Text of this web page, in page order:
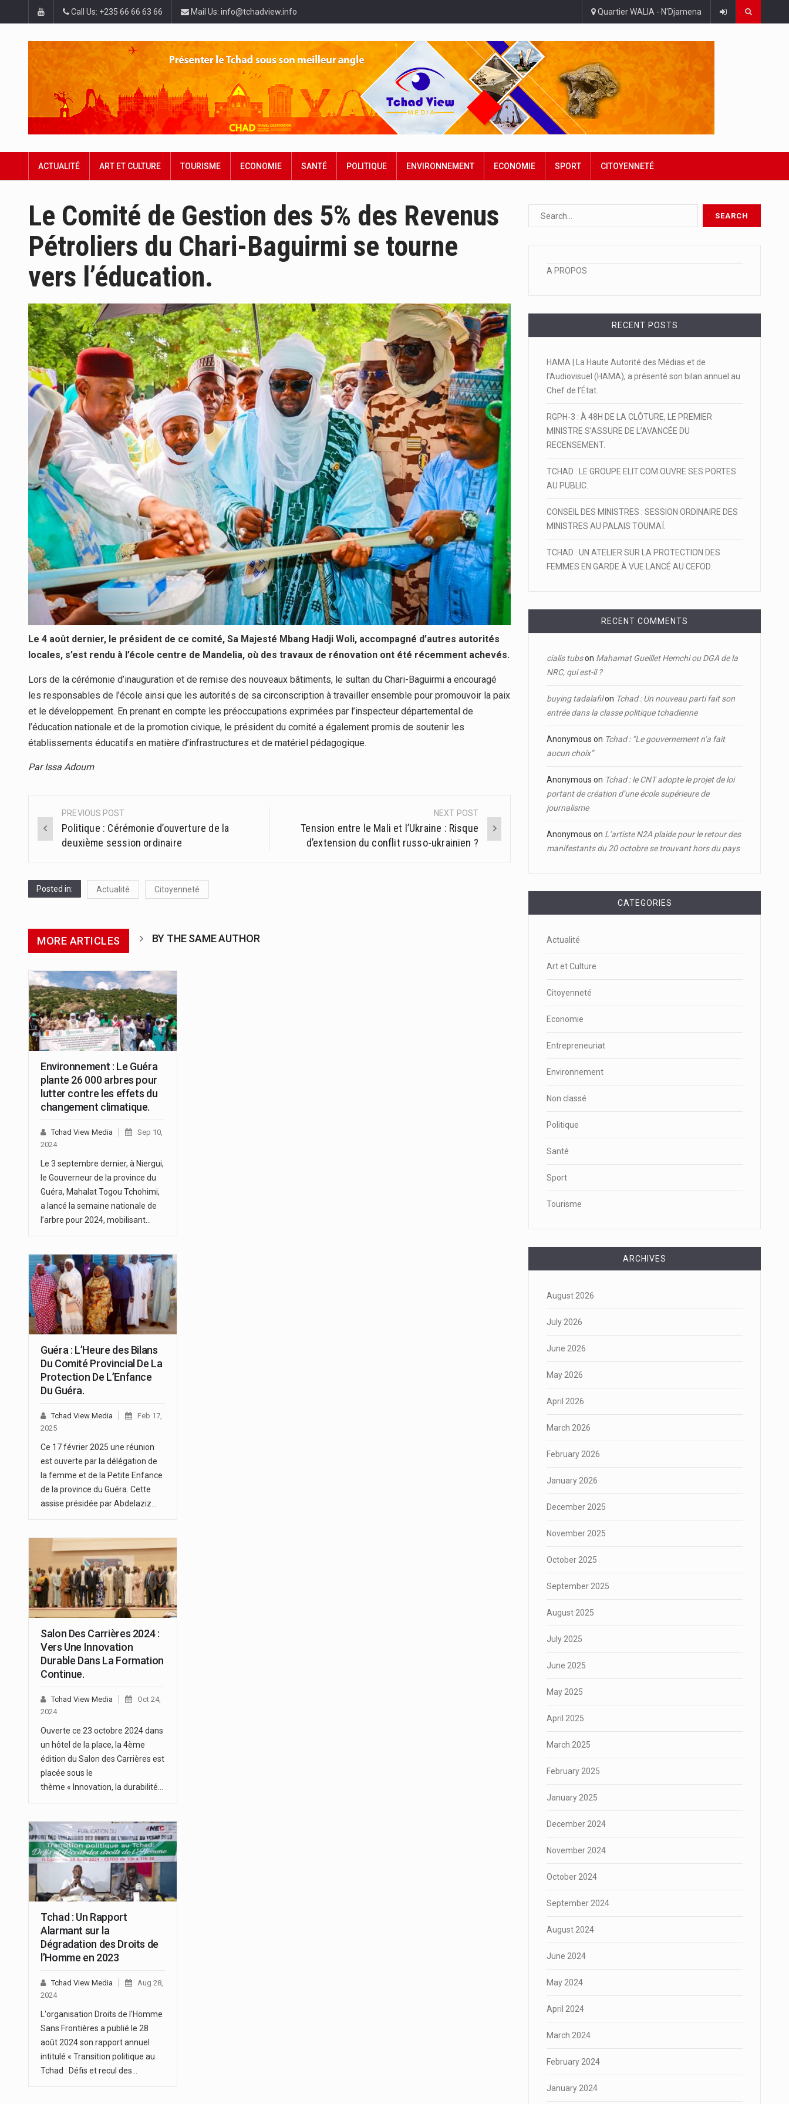
Call Us: +235 66 66 63 66 Mail Us: info@tchadview.info Quartier WALIA - N'Djamena
ACTUALITÉ ART ET CULTURE TOURISME ECONOMIE SANTÉ POLITIQUE ENVIRONNEMENT ECONOMIE SPORT CITOYENNETÉ
Le Comité de Gestion des 5% des Revenus
Pétroliers du Chari-Baguirmi se tourne
vers l’éducation.
Le 4 août dernier, le président de ce comité, Sa Majesté Mbang Hadji Woli, accompagné d’autres autorités
locales, s’est rendu à l’école centre de Mandelia, où des travaux de rénovation ont été récemment achevés.
Lors de la cérémonie d’inauguration et de remise des nouveaux bâtiments, le sultan du Chari-Baguirmi a encouragé
les responsables de l’école ainsi que les autorités de sa circonscription à travailler ensemble pour promouvoir la paix
et le développement. En prenant en compte les préoccupations exprimées par l’inspecteur départemental de
l’éducation nationale et de la promotion civique, le président du comité a également promis de soutenir les
établissements éducatifs en matière d’infrastructures et de matériel pédagogique.
Par Issa Adoum
Post
navigation
PREVIOUS POST
Politique : Cérémonie d’ouverture de la
deuxième session ordinaire
NEXT POST
Tension entre le Mali et l’Ukraine : Risque
d’extension du conflit russo-ukrainien ?
Posted in: Actualité Citoyenneté
MORE ARTICLES BY THE SAME AUTHOR
Environnement : Le Guéra
plante 26 000 arbres pour
lutter contre les effets du
changement climatique.
Tchad View Media
Sep 10,
2024
Le 3 septembre dernier, à Niergui,
le Gouverneur de la province du
Guéra, Mahalat Togou Tchohimi,
a lancé la semaine nationale de
l’arbre pour 2024, mobilisant…
Guéra : L’Heure des Bilans
Du Comité Provincial De La
Protection De L’Enfance
Du Guéra.
Tchad View Media
Feb 17,
2025
Ce 17 février 2025 une réunion
est ouverte par la délégation de
la femme et de la Petite Enfance
de la province du Guéra. Cette
assise présidée par Abdelaziz…
Salon Des Carrières 2024 :
Vers Une Innovation
Durable Dans La Formation
Continue.
Tchad View Media
Oct 24,
2024
Ouverte ce 23 octobre 2024 dans
un hôtel de la place, la 4ème
édition du Salon des Carrières est
placée sous le
thème « Innovation, la durabilité…
Tchad : Un Rapport
Alarmant sur la
Dégradation des Droits de
l’Homme en 2023
Tchad View Media
Aug 28,
2024
L'organisation Droits de l'Homme
Sans Frontières a publié le 28
août 2024 son rapport annuel
intitulé « Transition politique au
Tchad : Défis et recul des…
A PROPOS
RECENT POSTS
HAMA | La Haute Autorité des Médias et de
l’Audiovisuel (HAMA), a présenté son bilan annuel au
Chef de l’État.
RGPH-3 : À 48H DE LA CLÔTURE, LE PREMIER
MINISTRE S’ASSURE DE L’AVANCÉE DU
RECENSEMENT.
TCHAD : LE GROUPE ELIT.COM OUVRE SES PORTES
AU PUBLIC.
CONSEIL DES MINISTRES : SESSION ORDINAIRE DES
MINISTRES AU PALAIS TOUMAÏ.
TCHAD : UN ATELIER SUR LA PROTECTION DES
FEMMES EN GARDE À VUE LANCÉ AU CEFOD.
RECENT COMMENTS
cialis tubson Mahamat Gueillet Hemchi ou DGA de la
NRC, qui est-il ?
buying tadalafilon Tchad : Un nouveau parti fait son
entrée dans la classe politique tchadienne
Anonymous on Tchad : ‘’Le gouvernement n’a fait
aucun choix’’
Anonymous on Tchad : le CNT adopte le projet de loi
portant de création d’une école supérieure de
journalisme
Anonymous on L’artiste N2A plaide pour le retour des
manifestants du 20 octobre se trouvant hors du pays
CATEGORIES
Actualité
Art et Culture
Citoyenneté
Economie
Entrepreneuriat
Environnement
Non classé
Politique
Santé
Sport
Tourisme
ARCHIVES
August 2026
July 2026
June 2026
May 2026
April 2026
March 2026
February 2026
January 2026
December 2025
November 2025
October 2025
September 2025
August 2025
July 2025
June 2025
May 2025
April 2025
March 2025
February 2025
January 2025
December 2024
November 2024
October 2024
September 2024
August 2024
June 2024
May 2024
April 2024
March 2024
February 2024
January 2024